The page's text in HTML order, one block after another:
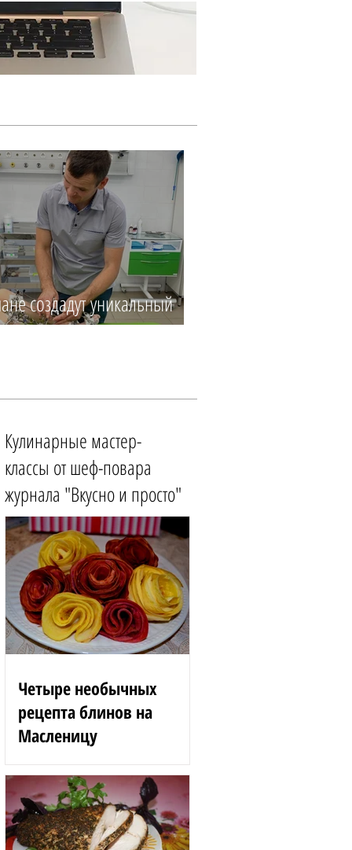
создадут уникальный
Кулинарные мастер-
классы от шеф-повара
журнала "Вкусно и просто"
Четыре необычных
рецепта блинов на
Масленицу
Блинные розы 1,5 стакана
муки 200 г вишен 125 мл
сыворотки 100 г сгущенного
молока 2 яйца 3 ст. л.
растительного масла 1 ст. л.